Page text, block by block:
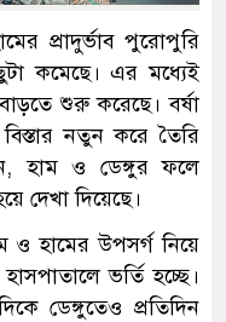
প্রাদুর্ভাব পুরোপুরি
কমেছে। এর মধ্যেই
শুরু করেছে। বর্ষা
নতুন করে তৈরি
হাম ও ডেঙ্গুর ফলে
দেখা দিয়েছে।
ও হামের উপসর্গ নিয়ে
ভর্তি হচ্ছে।
ডেঙ্গুতেও প্রতিদিন